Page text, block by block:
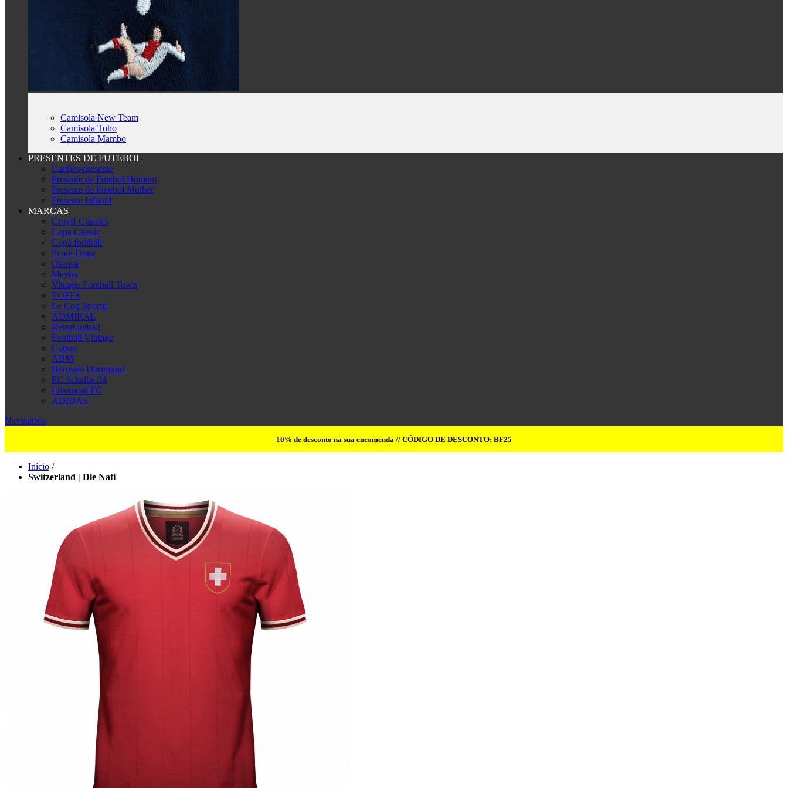
Camisola New Team
Camisola Toho
Camisola Mambo
PRESENTES DE FUTEBOL
Cartões-presente
Presente de Futebol Homem
Presente de Futebol Mulher
Presente Infantil
MARCAS
Cruyff Classics
Copa Classic
Copa football
Score Draw
Okawa
Meyba
Vintage Football Town
TOFFS
Le Coq Sportif
ADMIRAL
Retrofootball
Football Vintage
Cotton
ABM
Borussia Dortmund
FC Schalke 04
Liverpool FC
ADIDAS
Navigation
10% de desconto na sua encomenda // CÓDIGO DE DESCONTO: BF25
Início /
Switzerland | Die Nati